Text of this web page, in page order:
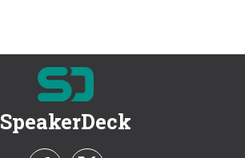
SpeakerDeck